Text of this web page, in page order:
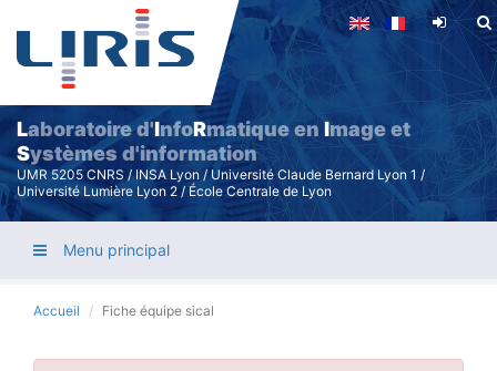
Aller
contenu
principal
Laboratoire d'InfoRmatique enImage et
Systèmes d'information
UMR 5205 CNRS / INSA Lyon / Université Claude Bernard Lyon 1 /
Université Lumière Lyon 2 / École Centrale de Lyon
Menu principal
Accueil Fiche équipe sical